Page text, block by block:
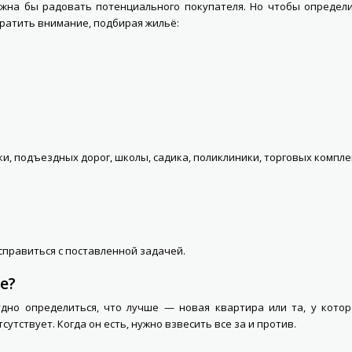
бы радовать потенциального покупателя. Но чтобы
внимание, подбирая жильё:
подъездных дорог, школы, садика, поликлиники, торговых
с поставленной задачей.
определиться, что лучше — новая квартира или та, у
Когда он есть, нужно взвесить все за и против.